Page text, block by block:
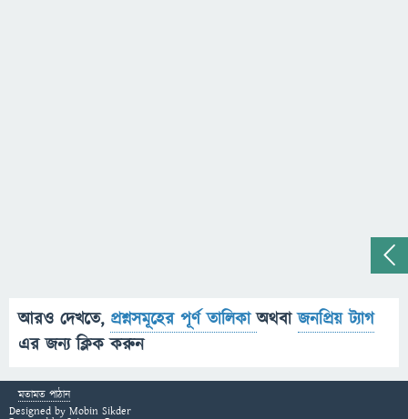
আরও দেখতে, প্রশ্নসমূহের পূর্ণ তালিকাঅথবাজনপ্রিয় ট্যাগ
এর জন্য ক্লিক করুন
মতামত পাঠান
Designed by Mobin Sikder